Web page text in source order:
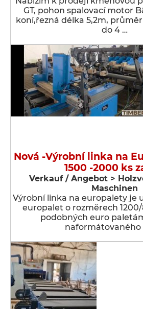
GT, pohon spalovací motor
koní,řezná délka 5,2m,
do 4 …
Nová -Výrobní linka na
1500 -2000 ks
Verkauf / Angebot >
Maschinen
Výrobní linka na europalety je
europalet o rozměrech
podobných euro
naformátovaného